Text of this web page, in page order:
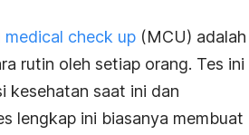
medical check up (MCU) adalah
rutin oleh setiap orang. Tes ini
kesehatan saat ini dan
lengkap ini biasanya membuat